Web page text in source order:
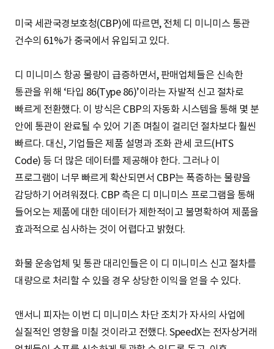
미국 세관국경보호청(CBP)에 따르면, 전체 디 미니미스 통관
건수의 61%가 중국에서 유입되고 있다.
디 미니미스 항공 물량이 급증하면서, 판매업체들은 신속한
통관을 위해 ‘타입 86(Type 86)’이라는 자발적 신고 절차로
빠르게 전환했다. 이 방식은 CBP의 자동화 시스템을 통해 몇 분
안에 통관이 완료될 수 있어 기존 며칠이 걸리던 절차보다 훨씬
빠르다. 대신, 기업들은 제품 설명과 조화 관세 코드(HTS
Code) 등 더 많은 데이터를 제공해야 한다. 그러나 이
프로그램이 너무 빠르게 확산되면서 CBP는 폭증하는 물량을
감당하기 어려워졌다. CBP 측은 디 미니미스 프로그램을 통해
들어오는 제품에 대한 데이터가 제한적이고 불명확하여 제품을
효과적으로 심사하는 것이 어렵다고 밝혔다.
화물 운송업체 및 통관 대리인들은 이 디 미니미스 신고 절차를
대량으로 처리할 수 있을 경우 상당한 이익을 얻을 수 있다.
앤서니 피자는 이번 디 미니미스 차단 조치가 자사의 사업에
실질적인 영향을 미칠 것이라고 전했다. SpeedX는 전자상거래